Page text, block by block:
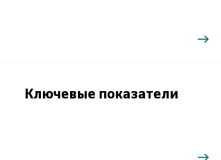
Ключевые показатели